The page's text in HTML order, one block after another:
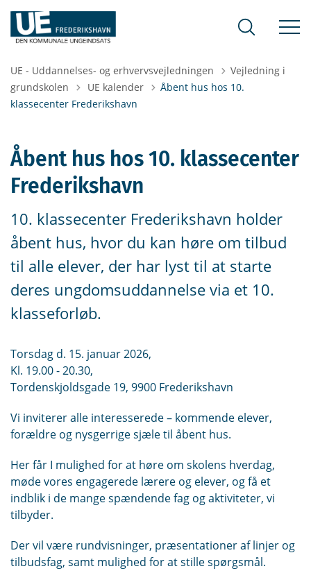
UE - Uddannelses- og erhvervsvejledningen
Vejledning i
grundskolen
Tilbage til
UE kalender
Åbent hus hos 10.
klassecenter Frederikshavn
Åbent hus hos 10. klassecenter
Frederikshavn
10. klassecenter Frederikshavn holder
åbent hus, hvor du kan høre om tilbud
til alle elever, der har lyst til at starte
deres ungdomsuddannelse via et 10.
klasseforløb.
Torsdag d. 15. januar 2026,
Kl. 19.00 - 20.30,
Tordenskjoldsgade 19, 9900 Frederikshavn
Vi inviterer alle interesserede – kommende elever,
forældre og nysgerrige sjæle til åbent hus.
Her får I mulighed for at høre om skolens hverdag,
møde vores engagerede lærere og elever, og få et
indblik i de mange spændende fag og aktiviteter, vi
tilbyder.
Der vil være rundvisninger, præsentationer af linjer og
tilbudsfag, samt mulighed for at stille spørgsmål.